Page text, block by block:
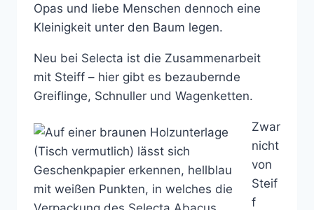
Opas und liebe Menschen dennoch eine
Kleinigkeit unter den Baum legen.
Neu bei Selecta ist die Zusammenarbeit
mit Steiff – hier gibt es bezaubernde
Greiflinge, Schnuller und Wagenketten.
Zwar
nicht
von
Steif
f